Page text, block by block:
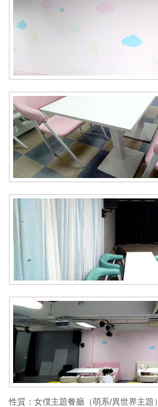
性質：女僕主題餐廳（萌系/異世界主題）